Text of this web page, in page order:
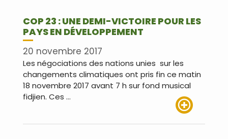
COP 23 : UNE DEMI-VICTOIRE POUR LES
PAYS EN DÉVELOPPEMENT
20 novembre 2017
Les négociations des nations unies sur les
changements climatiques ont pris fin ce matin
18 novembre 2017 avant 7 h sur fond musical
fidjien. Ces …